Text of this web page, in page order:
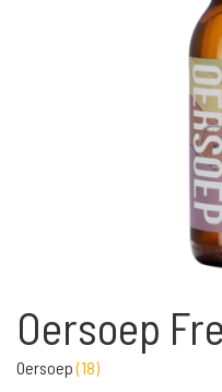
Oersoep
Oersoep(18)